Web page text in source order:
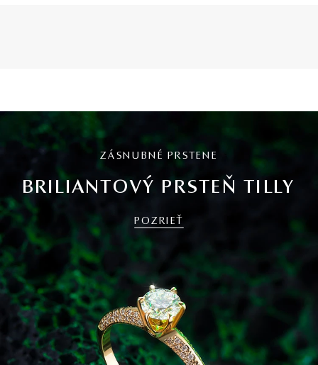
ZÁSNUBNÉ PRSTENE
BRILIANTOVÝ PRSTEŇ TILLY
POZRIEŤ